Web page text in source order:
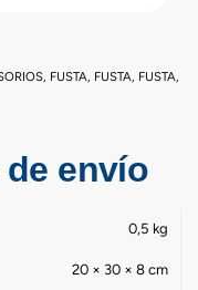
FUSTA FUSTA FUSTA
envío
0,5 kg
20 × 30 × 8 cm